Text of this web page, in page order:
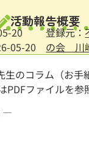
活動報告概要
20
05-20
登録元：
の会 川
のコラム（お手
ファイルを参
—